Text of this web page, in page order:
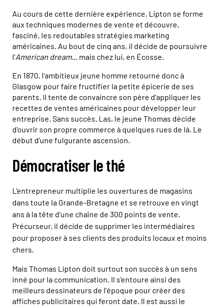
Au cours de cette dernière expérience, Lipton se forme
aux techniques modernes de vente et découvre,
fasciné, les redoutables stratégies marketing
américaines. Au bout de cinq ans, il décide de poursuivre
l'American dream... mais chez lui, en Écosse.
En 1870, l'ambitieux jeune homme retourne donc à
Glasgow pour faire fructifier la petite épicerie de ses
parents. Il tente de convaincre son père d'appliquer les
recettes de ventes américaines pour développer leur
entreprise. Sans succès. Las, le jeune Thomas décide
d'ouvrir son propre commerce à quelques rues de là. Le
début d'une fulgurante ascension.
Démocratiser le thé
L'entrepreneur multiplie les ouvertures de magasins
dans toute la Grande-Bretagne et se retrouve en vingt
ans à la tête d'une chaîne de 300 points de vente.
Précurseur, il décide de supprimer les intermédiaires
pour proposer à ses clients des produits locaux et moins
chers.
Mais Thomas Lipton doit surtout son succès à un sens
inné pour la communication. Il s'entoure ainsi des
meilleurs dessinateurs de l'époque pour créer des
affiches publicitaires qui feront date. Il est aussi le